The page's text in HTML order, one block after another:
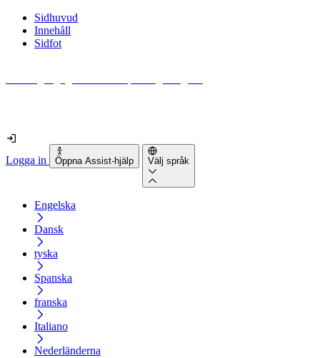
Sidhuvud
Innehåll
Sidfot
Logga in Öppna Assist-hjälp Välj språk
Engelska
Dansk
tyska
Spanska
franska
Italiano
Nederländerna